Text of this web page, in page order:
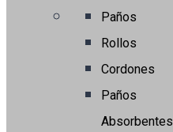
Paños
Rollos
Cordones
Paños
Absorbentes